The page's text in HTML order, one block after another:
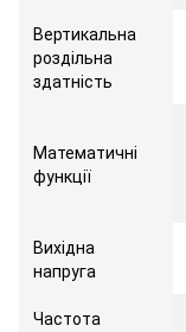
Вертикальна
роздільна
здатність
Математичні
функції
Вихідна
напруга
Частота